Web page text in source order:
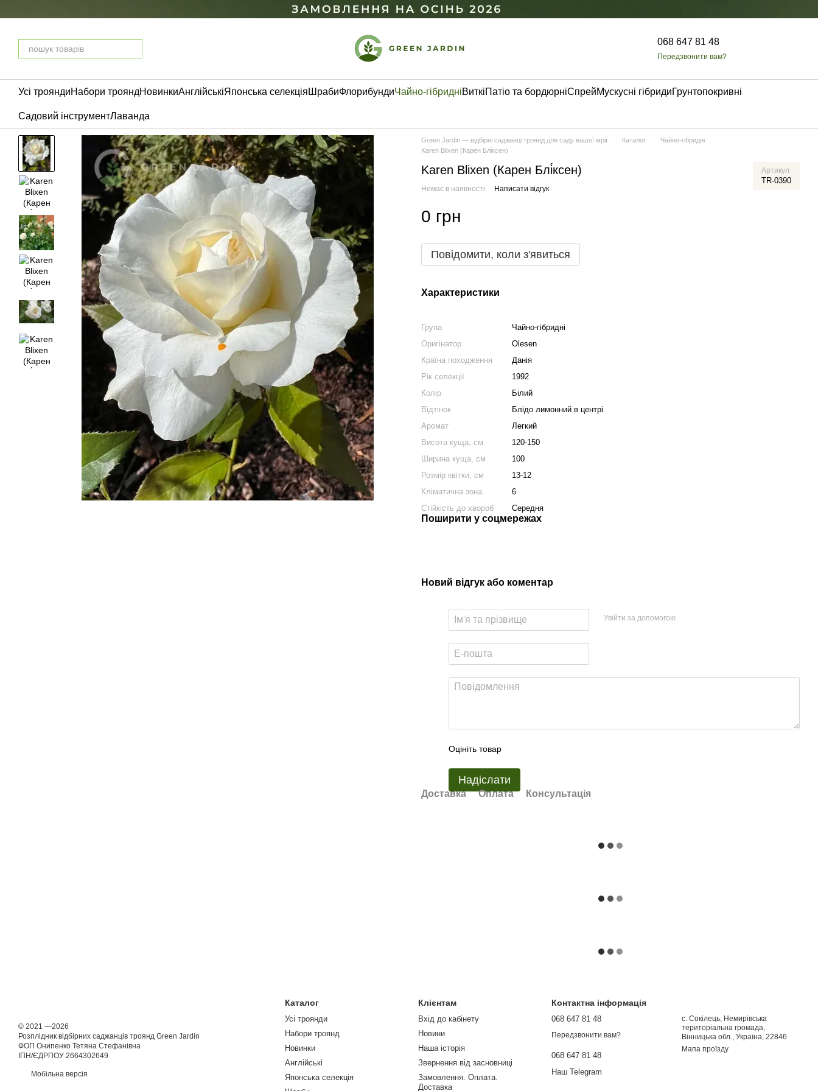
068 647 81 48
Передзвонити вам?
Усі трояндиНабори трояндНовинкиАнглійськіЯпонська селекція ШрабиФлорибундиЧайно-гібридніВиткіПатіо та бордюрніСпрейМускусні гібридиГрунтопокривні
Садовий інструментЛаванда
Green Jardin — відбірні саджанці троянд для саду вашої мрії Каталог
Чайно-гібридні
Karen Blixen (Карен Блі́ксен)
Karen Blixen (Карен Блі́ксен) Артикул
TR-0390
Немає в наявності Написати відгук
0 грн
Повідомити, коли з'явиться
Характеристики
Група
Чайно-гібридні
Оригінатор
Olesen
Країна походження
Данія
Рік селекції
1992
Колір
Білий
Відтінок
Блідо лимонний в центрі
Аромат
Легкий
Висота куща, см
120-150
Ширина куща, см
100
Розмір квітки, см
13-12
Кліматична зона
6
Стійкість до хвороб
Середня
Поширити у соцмережах
Новий відгук або коментар
Увійти за допомогою
Оцініть товар
Надіслати
Доставка Оплата Консультація
© 2021 —2026
Розплідник відбірних саджанців троянд Green Jardin
ФОП Онипенко Тетяна Стефанівна
ІПН/ЄДРПОУ 2664302649
Мобільна версія
Каталог
Усі троянди
Набори троянд
Новинки
Англійські
Японська селекція
Клієнтам
Вхід до кабінету
Новини
Наша історія
Звернення від засновниці
Замовлення. Оплата.
Доставка
Контактна інформація
068 647 81 48
Передзвонити вам?
068 647 81 48
Наш Telegram
с. Сокілець, Немирівська
територіальна громада,
Вінницька обл., Україна, 22846
Мапа проїзду